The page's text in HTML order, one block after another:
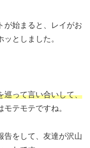
が始まると、レイがお
としました。
巡って言い合いして、
モテモテですね。
告をして、友達が沢山